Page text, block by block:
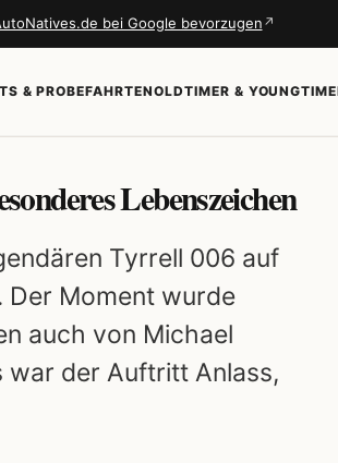
bei Google bevorzugen ↗
& PROBEFAHRTENOLDTIMER &
Lebenszeichen
Tyrrell 006 auf
Der Moment wurde
auch von Michael
war der Auftritt Anlass,